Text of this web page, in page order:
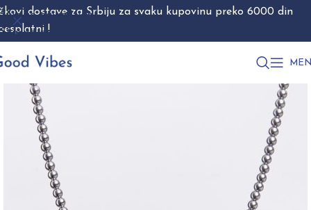
Skip to navigation
Skip to main content
dostave za Srbiju za svaku kupovinu preko 6000 din
!